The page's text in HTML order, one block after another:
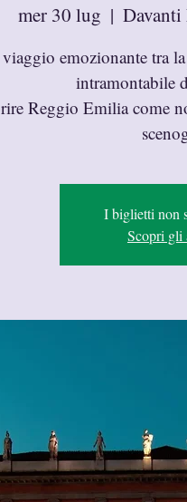
mer 30 lug
  |
emozionante tra
intramontabile
Reggio Emilia come
I biglietti non
Scopri gli